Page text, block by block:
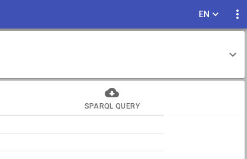
EN
SPARQL QUERY